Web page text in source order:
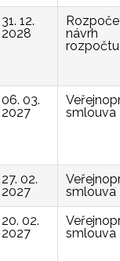
31. 12.
2028
návrh
rozpočtu
06. 03.
2027
smlouva
27. 02.
2027
smlouva
20. 02.
2027
smlouva